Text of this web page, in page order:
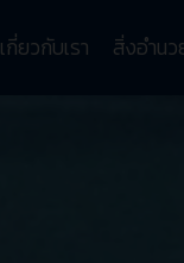
เกี่ยวกับเรา สิ่งอำน